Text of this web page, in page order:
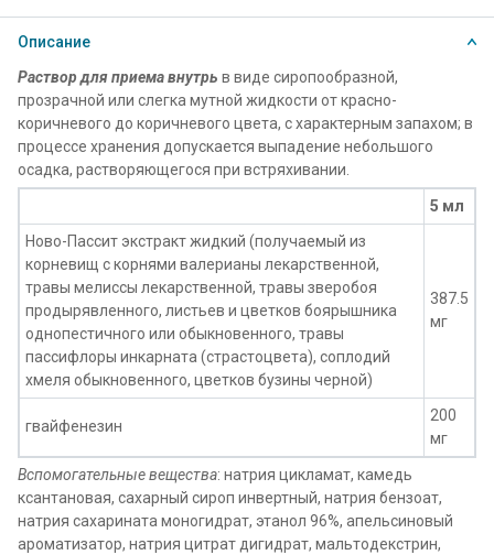
Описание
Раствор для приема внутрь в виде сиропообразной,
прозрачной или слегка мутной жидкости от красно-
коричневого до коричневого цвета, с характерным запахом; в
процессе хранения допускается выпадение небольшого
осадка, растворяющегося при встряхивании.
5 мл
Ново-Пассит экстракт жидкий (получаемый из
корневищ с корнями валерианы лекарственной,
травы мелиссы лекарственной, травы зверобоя
продырявленного, листьев и цветков боярышника
однопестичного или обыкновенного, травы
пассифлоры инкарната (страстоцвета), соплодий
хмеля обыкновенного, цветков бузины черной)
387.5
мг
гвайфенезин
200
мг
Вспомогательные вещества: натрия цикламат, камедь
ксантановая, сахарный сироп инвертный, натрия бензоат,
натрия сахарината моногидрат, этанол 96%, апельсиновый
ароматизатор, натрия цитрат дигидрат, мальтодекстрин,